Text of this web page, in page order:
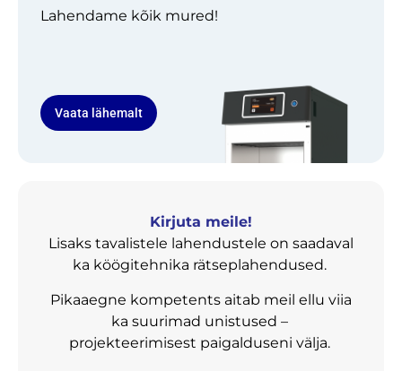
Lahendame kõik mured!
Vaata lähemalt
Kirjuta meile!
Lisaks tavalistele lahendustele on saadaval
ka köögitehnika rätseplahendused.
Pikaaegne kompetents aitab meil ellu viia
ka suurimad unistused –
projekteerimisest paigalduseni välja.